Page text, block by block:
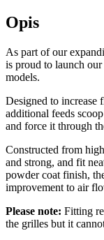
Opis
As part of our
is proud to launch
models.
Designed to increase
additional feeds
and force it through
Constructed from
and strong, and fit
powder coat finish,
improvement to air
Please note: Fitting
the grilles but it